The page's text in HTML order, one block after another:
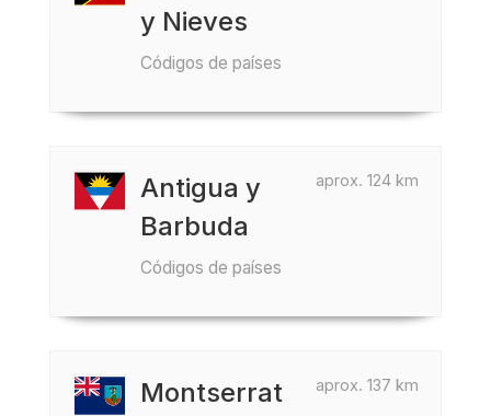
y Nieves
Códigos de países
aprox. 124 km
Antigua y
Barbuda
Códigos de países
aprox. 137 km
Montserrat